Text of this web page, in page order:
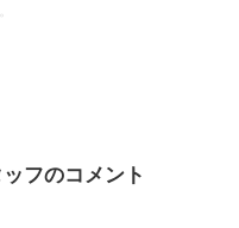
フのコメント